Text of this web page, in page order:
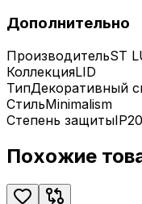
Дополнительно
ПроизводительST
КоллекцияLID
ТипДекоративный
СтильMinimalism
Степень защитыIP20
Похожие